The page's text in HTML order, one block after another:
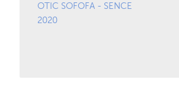
OTIC SOFOFA - SENCE
2020